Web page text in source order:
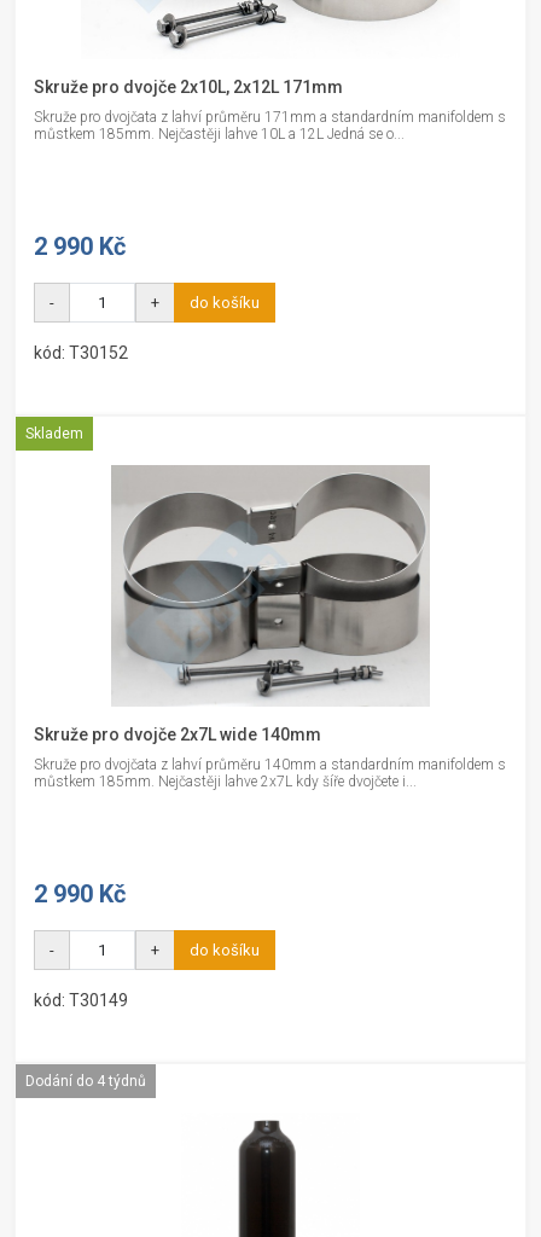
Skruže pro dvojče 2x10L, 2x12L 171mm
Skruže pro dvojčata z lahví průměru 171mm a standardním manifoldem s
můstkem 185mm. Nejčastěji lahve 10L a 12L Jedná se o...
2 990 Kč
- + do košíku
kód: T30152
Skladem
Skruže pro dvojče 2x7L wide 140mm
Skruže pro dvojčata z lahví průměru 140mm a standardním manifoldem s
můstkem 185mm. Nejčastěji lahve 2x7L kdy šíře dvojčete i...
2 990 Kč
- + do košíku
kód: T30149
Dodání do 4 týdnů